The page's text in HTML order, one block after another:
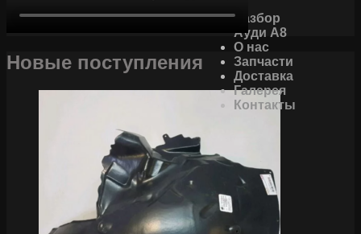
Разбор
Ауди А8
О нас
Запчасти
Доставка
Галерея
Контакты
Новые поступления